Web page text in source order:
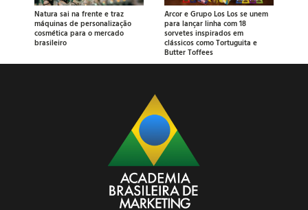
Natura sai na frente e traz
máquinas de personalização
cosmética para o mercado
brasileiro
Arcor e Grupo Los Los se unem
para lançar linha com 18
sorvetes inspirados em
clássicos como Tortuguita e
Butter Toffees